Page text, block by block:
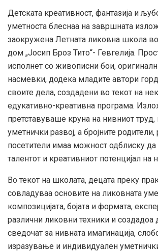
Детската креативност, фантазија и
уметноста блеснаа на завршната
заокружена Летната ликовна школа
дом „Јосип Броз Тито“- Гевгелија.
исполнет со живописни бои,
насмевки, додека младите автори
своите дела, создадени во текот на
едукативно-креативна програма.
претставуваше круна на нивниот труд,
уметнички развој, а бројните
посетители имаа можност одблиску да
талентот и креативниот потенцијал на
Во текот на школата, децата преку
совладуваа основите на ликовната
композицијата, бојата и формата,
различни ликовни техники и создадоа
сведочат за нивната имагинација,
изразување и индивидуален